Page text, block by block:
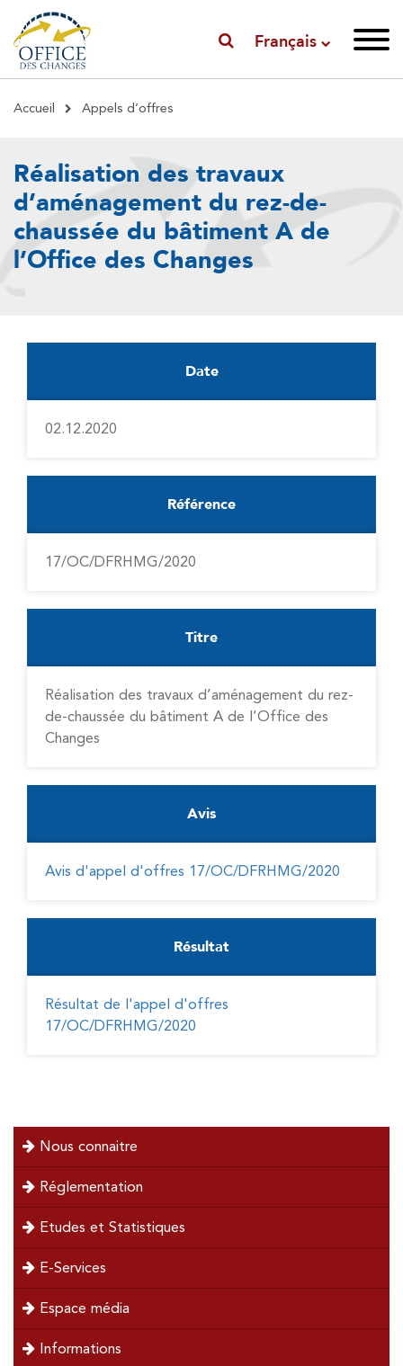
Français
Fil
Accueil Appels d’offres
Réalisation des travaux
d’aménagement du rez-de-
chaussée du bâtiment A de
l’Office des Changes
menu
left Nous connaitre
Réglementation
Etudes et Statistiques
E-Services
Espace média
Informations
Date
02.12.2020
Référence
17/OC/DFRHMG/2020
Titre
Réalisation des travaux d’aménagement du rez-
de-chaussée du bâtiment A de l’Office des
Changes
Avis
Avis d'appel d'offres 17/OC/DFRHMG/2020
Résultat
Résultat de l'appel d'offres
17/OC/DFRHMG/2020